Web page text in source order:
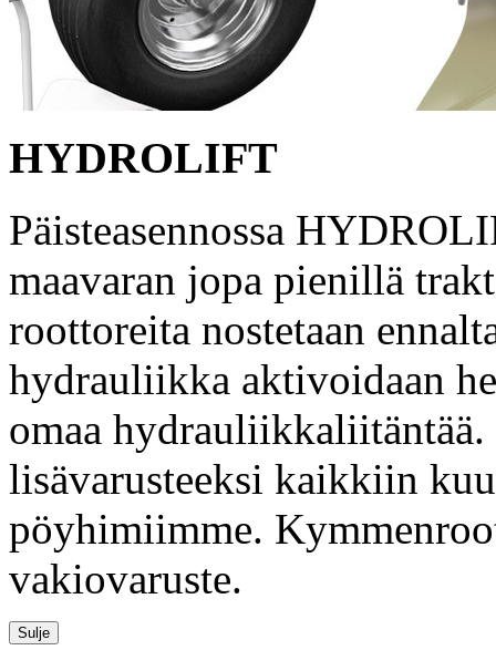
HYDROLIFT
Päisteasennossa
maavaran jopa pienillä
roottoreita nostetaan
hydrauliikka aktivoidaan
omaa
lisävarusteeksi kaikkiin
pöyhimiimme.
vakiovaruste.
Sulje